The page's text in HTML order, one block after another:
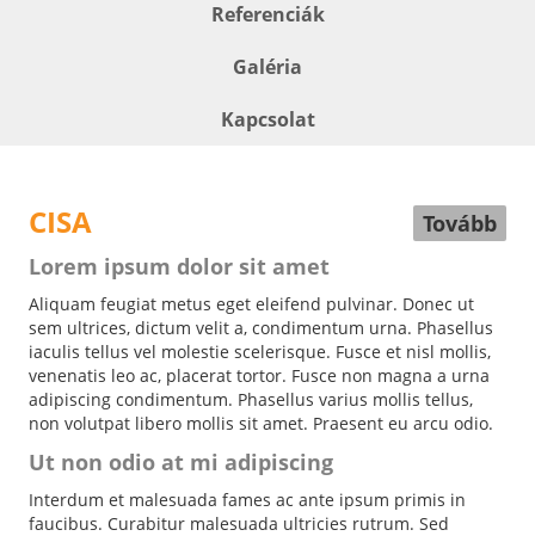
Referenciák
Galéria
Kapcsolat
CISA
Tovább
Lorem ipsum dolor sit amet
Aliquam feugiat metus eget eleifend pulvinar. Donec ut
sem ultrices, dictum velit a, condimentum urna. Phasellus
iaculis tellus vel molestie scelerisque. Fusce et nisl mollis,
venenatis leo ac, placerat tortor. Fusce non magna a urna
adipiscing condimentum. Phasellus varius mollis tellus,
non volutpat libero mollis sit amet. Praesent eu arcu odio.
Ut non odio at mi adipiscing
Interdum et malesuada fames ac ante ipsum primis in
faucibus. Curabitur malesuada ultricies rutrum. Sed